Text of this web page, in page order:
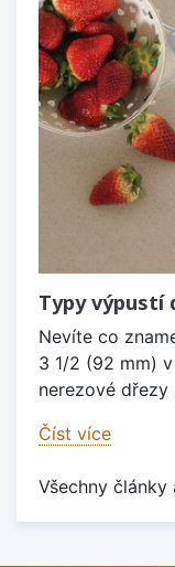
Typy výpustí
Nevíte co
3 1/2 (92 mm)
nerezové dřezy
Číst více
Všechny